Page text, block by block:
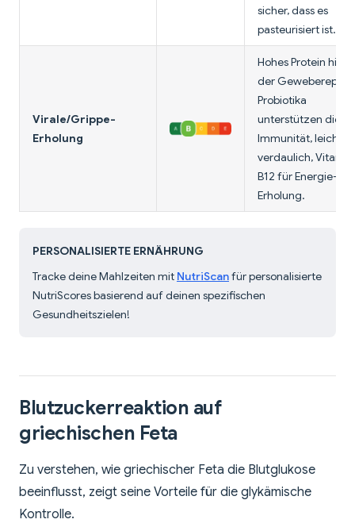
sicher, dass es
pasteurisiert ist.
Virale/Grippe-
Erholung
Hohes Protein hilft
der
Probiotika
unterstützen die
Immunität, leicht
verdaulich, Vitamin
B12 für Energie-
Erholung.
PERSONALISIERTE ERNÄHRUNG
Tracke deine Mahlzeiten mit NutriScanfür personalisierte
NutriScores basierend auf deinen spezifischen
Gesundheitszielen!
Blutzuckerreaktion auf
griechischen Feta
Zu verstehen, wie griechischer Feta die Blutglukose
beeinflusst, zeigt seine Vorteile für die glykämische
Kontrolle.